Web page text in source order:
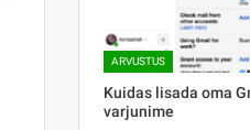
ARVUSTUS
Kuidas lisada oma
varjunime